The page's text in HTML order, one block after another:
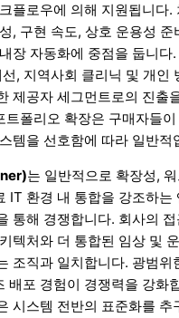
플로우에 의해 지원됩니다.
, 구현 속도, 상호 운용성 준
장 자동화에 중점을 둡니다
, 지역사회 클리닉 및 개인
제공자 세그먼트로의 진출
트폴리오 확장은 구매자들
템을 선호함에 따라 일반적
는 일반적으로 확장성,
IT 환경 내 통합을 강조하는
통해 경쟁합니다. 회사의
텍처와 더 통합된 임상 및
조직과 일치합니다. 광범위
배포 경험이 경쟁력을 강화
시스템 전반의 표준화를 추